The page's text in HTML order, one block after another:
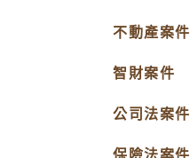
不動產案件
智財案件
公司法案件
保險法案件